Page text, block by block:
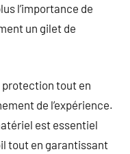
l’importance de
un gilet de
tout en
de l’expérience.
est essentiel
tout en garantissant